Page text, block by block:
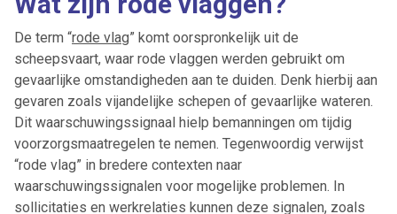
De term “rode vlag” komt oorspronkelijk uit de
scheepsvaart, waar rode vlaggen werden gebruikt om
gevaarlijke omstandigheden aan te duiden. Denk hierbij aan
gevaren zoals vijandelijke schepen of gevaarlijke wateren.
Dit waarschuwingssignaal hielp bemanningen om tijdig
voorzorgsmaatregelen te nemen. Tegenwoordig verwijst
“rode vlag” in bredere contexten naar
waarschuwingssignalen voor mogelijke problemen. In
sollicitaties en werkrelaties kunnen deze signalen, zoals